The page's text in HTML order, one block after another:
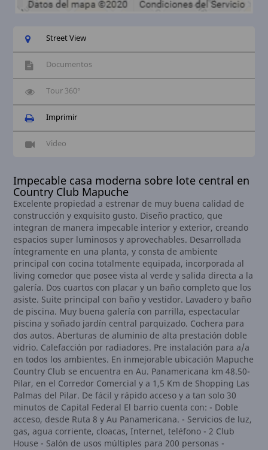
Street View
Documentos
Tour 360°
Imprimir
Video
Impecable casa moderna sobre lote central en
Country Club Mapuche
Excelente propiedad a estrenar de muy buena calidad de
construcción y exquisito gusto. Diseño practico, que
integran de manera impecable interior y exterior, creando
espacios super luminosos y aprovechables. Desarrollada
íntegramente en una planta, y consta de ambiente
principal con cocina totalmente equipada, incorporada al
living comedor que posee vista al verde y salida directa a la
galería. Dos cuartos con placar y un baño completo que los
asiste. Suite principal con baño y vestidor. Lavadero y baño
de piscina. Muy buena galería con parrilla, espectacular
piscina y soñado jardín central parquizado. Cochera para
dos autos. Aberturas de aluminio de alta prestación doble
vidrio. Calefacción por radiadores. Pre instalación para a/a
en todos los ambientes. En inmejorable ubicación Mapuche
Country Club se encuentra en Au. Panamericana km 48.50-
Pilar, en el Corredor Comercial y a 1,5 Km de Shopping Las
Palmas del Pilar. De fácil y rápido acceso y a tan solo 30
minutos de Capital Federal El barrio cuenta con: - Doble
acceso, desde Ruta 8 y Au Panamericana. - Servicios de luz,
gas, agua corriente, cloacas, Internet, teléfono - 2 Club
House - Salón de usos múltiples para 200 personas -